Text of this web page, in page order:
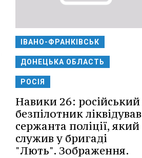
ІВАНО-ФРАНКІВСЬК
ДОНЕЦЬКА ОБЛАСТЬ
РОСІЯ
Навики 26: російський
безпілотник ліквідував
сержанта поліції, який
служив у бригаді
"Лють". Зображення.